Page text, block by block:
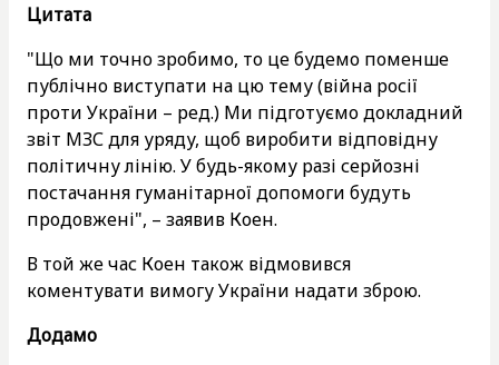
Цитата
"Що ми точно зробимо, то це будемо поменше
публічно виступати на цю тему (війна росії
проти України – ред.) Ми підготуємо докладний
звіт МЗС для уряду, щоб виробити відповідну
політичну лінію. У будь-якому разі серйозні
постачання гуманітарної допомоги будуть
продовжені", – заявив Коен.
В той же час Коен також відмовився
коментувати вимогу України надати зброю.
Додамо